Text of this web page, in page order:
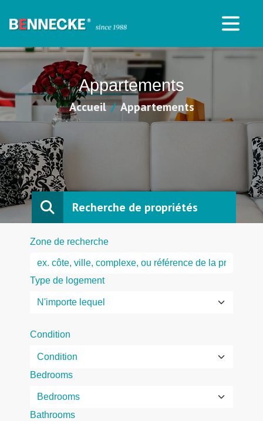
Appartements
Accueil Appartements
Recherche de propriétés
Zone de recherche
Type de logement
Condition
Bedrooms
Bathrooms